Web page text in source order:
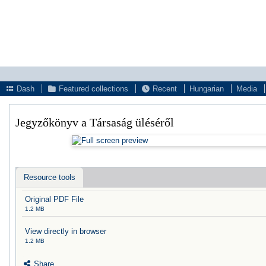
Dash
Featured collections Recent Hungarian Media
Jegyzőkönyv a Társaság üléséről
Resource tools
Original PDF File
1.2 MB
View directly in browser
1.2 MB
Share